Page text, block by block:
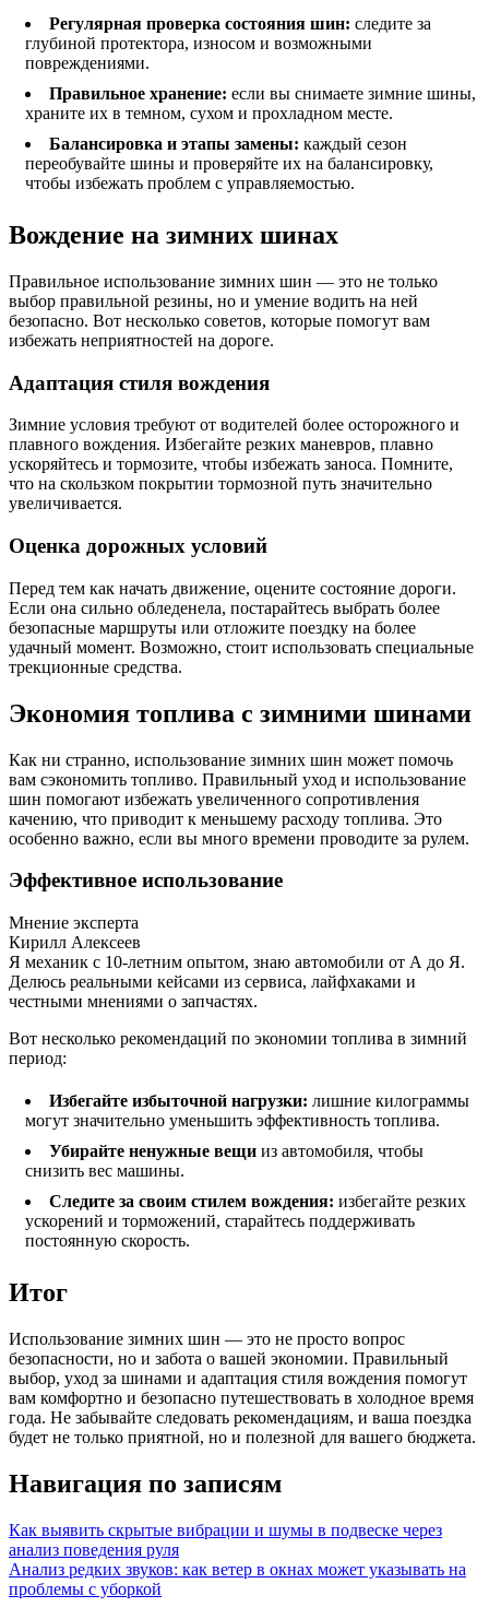
Регулярная проверка состояния шин: следите за
глубиной протектора, износом и возможными
повреждениями.
Правильное хранение: если вы снимаете зимние шины,
храните их в темном, сухом и прохладном месте.
Балансировка и этапы замены: каждый сезон
переобувайте шины и проверяйте их на балансировку,
чтобы избежать проблем с управляемостью.
Вождение на зимних шинах
Правильное использование зимних шин — это не только
выбор правильной резины, но и умение водить на ней
безопасно. Вот несколько советов, которые помогут вам
избежать неприятностей на дороге.
Адаптация стиля вождения
Зимние условия требуют от водителей более осторожного и
плавного вождения. Избегайте резких маневров, плавно
ускоряйтесь и тормозите, чтобы избежать заноса. Помните,
что на скользком покрытии тормозной путь значительно
увеличивается.
Оценка дорожных условий
Перед тем как начать движение, оцените состояние дороги.
Если она сильно обледенела, постарайтесь выбрать более
безопасные маршруты или отложите поездку на более
удачный момент. Возможно, стоит использовать специальные
трекционные средства.
Экономия топлива с зимними шинами
Как ни странно, использование зимних шин может помочь
вам сэкономить топливо. Правильный уход и использование
шин помогают избежать увеличенного сопротивления
качению, что приводит к меньшему расходу топлива. Это
особенно важно, если вы много времени проводите за рулем.
Эффективное использование
Мнение эксперта
Кирилл Алексеев
Я механик с 10-летним опытом, знаю автомобили от А до Я.
Делюсь реальными кейсами из сервиса, лайфхаками и
честными мнениями о запчастях.
Вот несколько рекомендаций по экономии топлива в зимний
период:
Избегайте избыточной нагрузки: лишние килограммы
могут значительно уменьшить эффективность топлива.
Убирайте ненужные вещи из автомобиля, чтобы
снизить вес машины.
Следите за своим стилем вождения: избегайте резких
ускорений и торможений, старайтесь поддерживать
постоянную скорость.
Итог
Использование зимних шин — это не просто вопрос
безопасности, но и забота о вашей экономии. Правильный
выбор, уход за шинами и адаптация стиля вождения помогут
вам комфортно и безопасно путешествовать в холодное время
года. Не забывайте следовать рекомендациям, и ваша поездка
будет не только приятной, но и полезной для вашего бюджета.
Навигация по записям
Как выявить скрытые вибрации и шумы в подвеске через
анализ поведения руля
Анализ редких звуков: как ветер в окнах может указывать на
проблемы с уборкой